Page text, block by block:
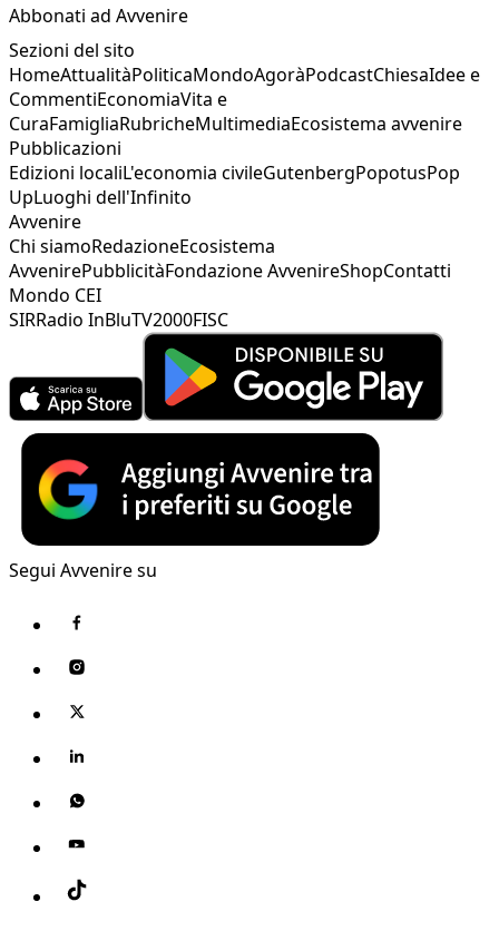
Abbonati ad Avvenire
Sezioni del sito
HomeAttualitàPoliticaMondoAgoràPodcastChiesaIdee e
CommentiEconomiaVita e
CuraFamigliaRubricheMultimediaEcosistema avvenire
Pubblicazioni
Edizioni localiL'economia civileGutenbergPopotusPop
UpLuoghi dell'Infinito
Avvenire
Chi siamoRedazioneEcosistema
AvvenirePubblicitàFondazione AvvenireShopContatti
Mondo CEI
SIRRadio InBluTV2000FISC
Segui Avvenire su